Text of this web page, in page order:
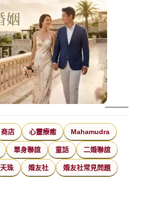
商店 心靈療癒 Mahamudra
單身聯誼 童話 二婚聯誼
天珠 婚友社 婚友社常見問題